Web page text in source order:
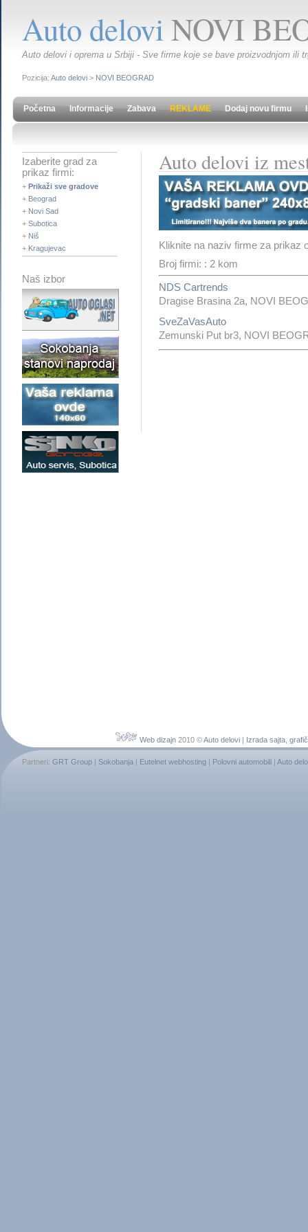
Auto deloviNOVI
Auto delovi i oprema u Srbiji - Sve firme koje se bave proizvodnjom ili
Pozicija: Auto delovi > NOVI BEOGRAD
Početna Informacije Zabava REKLAME Dodaj novu firmu
Izaberite grad za
prikaz firmi:
+ Prikaži sve gradove
+ Beograd
+ Novi Sad
+ Subotica
+ Niš
+ Kragujevac
Naš izbor
Auto delovi iz
Kliknite na naziv firme za prikaz
Broj firmi: : 2 kom
NDS Cartrends
Dragise Brasina 2a, NOVI
SveZaVasAuto
Zemunski Put br3, NOVI
Web dizajn 2010 ©Auto delovi | Izrada sajta
Partneri: GRT Group | Sokobanja | Eutelnet webhosting | Polovni automobili | Auto